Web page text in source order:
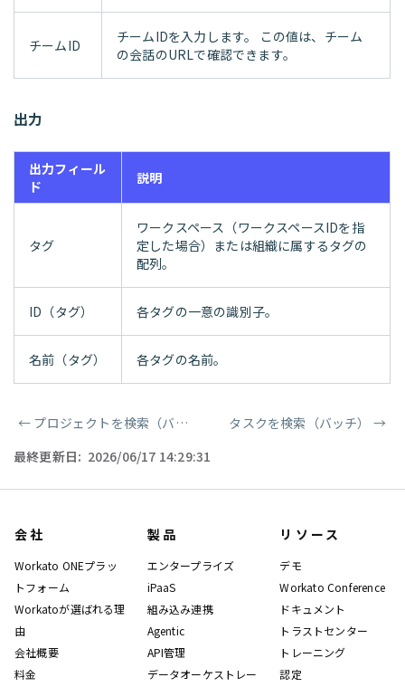
チームID
チームIDを入力します。 この値は、チーム
の会話のURLで確認できます。
出力
出力フィール
ド
説明
タグ
ワークスペース（ワークスペースIDを指
定した場合）または組織に属するタグの
配列。
ID（タグ） 各タグの一意の識別子。
名前（タグ） 各タグの名前。
ページャー
← プロジェクトを検索（バッチ） タスクを検索（バッチ）
→
最終更新日: 2026/06/17 14:29:31
会社
Workato ONEプラッ
トフォーム
Workatoが選ばれる理
由
会社概要
料金
製品
エンタープライズ
iPaaS
組み込み連携
Agentic
API管理
データオーケストレー
リソース
デモ
Workato Conference
ドキュメント
トラストセンター
トレーニング
認定